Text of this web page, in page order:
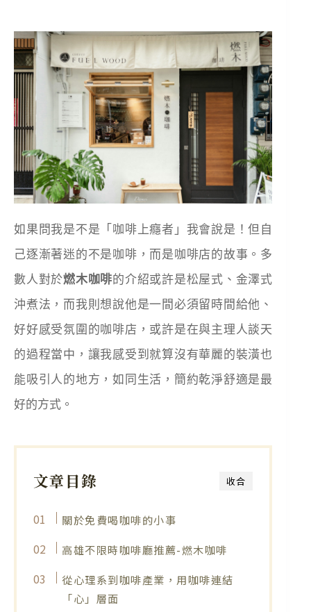
如果問我是不是「咖啡上癮者」我會說是！但自
己逐漸著迷的不是咖啡，而是咖啡店的故事。多
數人對於燃木咖啡的介紹或許是松屋式、金澤式
沖煮法，而我則想說他是一間必須留時間給他、
好好感受氛圍的咖啡店，或許是在與主理人談天
的過程當中，讓我感受到就算沒有華麗的裝潢也
能吸引人的地方，如同生活，簡約乾淨舒適是最
好的方式。
收合
文章目錄
關於免費喝咖啡的小事
高雄不限時咖啡廳推薦-燃木咖啡
從心理系到咖啡產業，用咖啡連結
「心」層面